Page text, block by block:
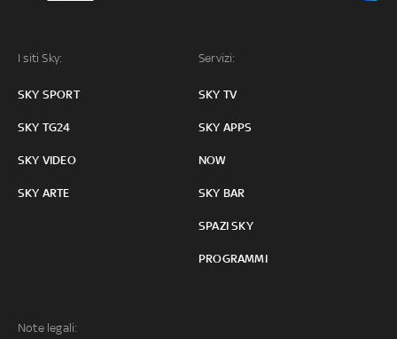
I siti Sky:
SKY SPORT
SKY TG24
SKY VIDEO
SKY ARTE
Servizi:
SKY TV
SKY APPS
NOW
SKY BAR
SPAZI SKY
PROGRAMMI
Note legali: